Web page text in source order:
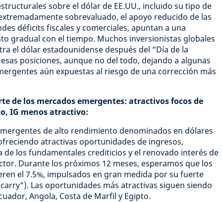
sobre el dólar de EE.UU., incluido su tipo de
sobrevaluado, el apoyo reducido de las
déficits fiscales y comerciales, apuntan a una
gradual con el tiempo. Muchos inversionistas globales
el dólar estadounidense después del "Día de la
posiciones, aunque no del todo, dejando a algunas
aún expuestas al riesgo de una corrección más
de los mercados emergentes: atractivos focos de
IG menos atractivo:
de alto rendimiento denominados en dólares
atractivas oportunidades de ingresos,
de los fundamentales crediticios y el renovado interés de
Durante los próximos 12 meses, esperamos que los
el 7.5%, impulsados en gran medida por su fuerte
Las oportunidades más atractivas siguen siendo
Angola, Costa de Marfil y Egipto.